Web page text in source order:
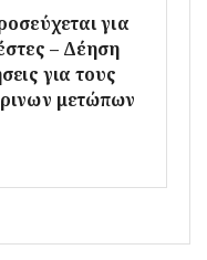
για
– Δέηση
για τους
μετώπων